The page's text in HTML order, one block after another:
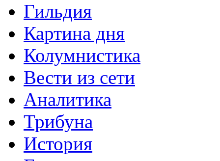
Гильдия
Картина дня
Колумнистика
Вести из сети
Аналитика
Трибуна
История